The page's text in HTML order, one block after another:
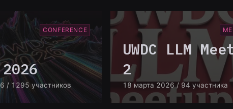
CONFERENCE
2026
/ 1295 участников
UWDC LLM
2
18 марта 2026 / 94 участника